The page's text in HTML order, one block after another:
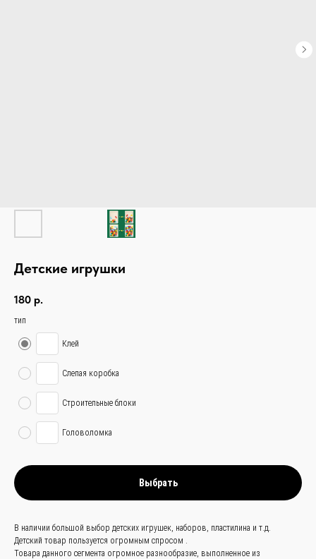
Детские игрушки
180 р.
тип
Клей
Слепая коробка
Строительные блоки
Головоломка
Выбрать
В наличии большой выбор детских игрушек, наборов, пластилина и т.д.
Детский товар пользуется огромным спросом .
Товара данного сегмента огромное разнообразие, выполненное из
связаться с
нами —просто
и быстро
86 (136) 00-08-
85-37
+